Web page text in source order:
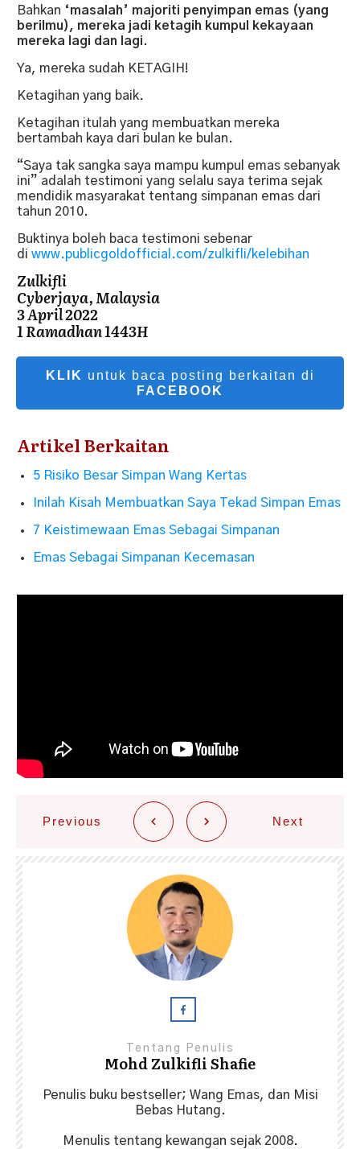
Bahkan ‘masalah’ majoriti penyimpan emas (yang
berilmu), mereka jadi ketagih kumpul kekayaan
mereka lagi dan lagi.
Ya, mereka sudah KETAGIH!
Ketagihan yang baik.
Ketagihan itulah yang membuatkan mereka
bertambah kaya dari bulan ke bulan.
“Saya tak sangka saya mampu kumpul emas sebanyak
ini” adalah testimoni yang selalu saya terima sejak
mendidik masyarakat tentang simpanan emas dari
tahun 2010.
Buktinya boleh baca testimoni sebenar
di www.publicgoldofficial.com/zulkifli/kelebihan
Zulkifli
Cyberjaya, Malaysia
3 April 2022
1 Ramadhan 1443H
KLIK untuk baca posting berkaitan di
FACEBOOK
Artikel Berkaitan
5 Risiko Besar Simpan Wang Kertas
Inilah Kisah Membuatkan Saya Tekad Simpan Emas
7 Keistimewaan Emas Sebagai Simpanan
Emas Sebagai Simpanan Kecemasan
Previous Next
Tentang Penulis
Mohd Zulkifli Shafie
Penulis buku bestseller; Wang Emas, dan Misi
Bebas Hutang.
Menulis tentang kewangan sejak 2008.